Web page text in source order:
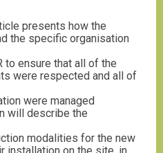
presents how the
the specific organisation
to ensure that all of the
were respected and all of
were managed
will describe the
modalities for the new